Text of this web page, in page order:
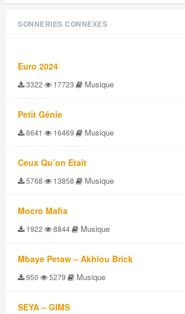
SONNERIES CONNEXES
Euro 2024
3322 17723 Musique
Petit Génie
6641 16469 Musique
Ceux Qu’on Etait
5768 13858 Musique
Mocro Mafia
1922 8844 Musique
Mbaye Petaw – Akhlou Brick
950 5279 Musique
SEYA – GIMS